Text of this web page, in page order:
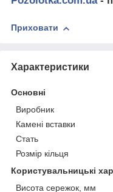
Приховати
Характеристики
Основні
Виробник
Камені вставки
Стать
Розмір кільця
Користувальницькі
Висота сережок, мм